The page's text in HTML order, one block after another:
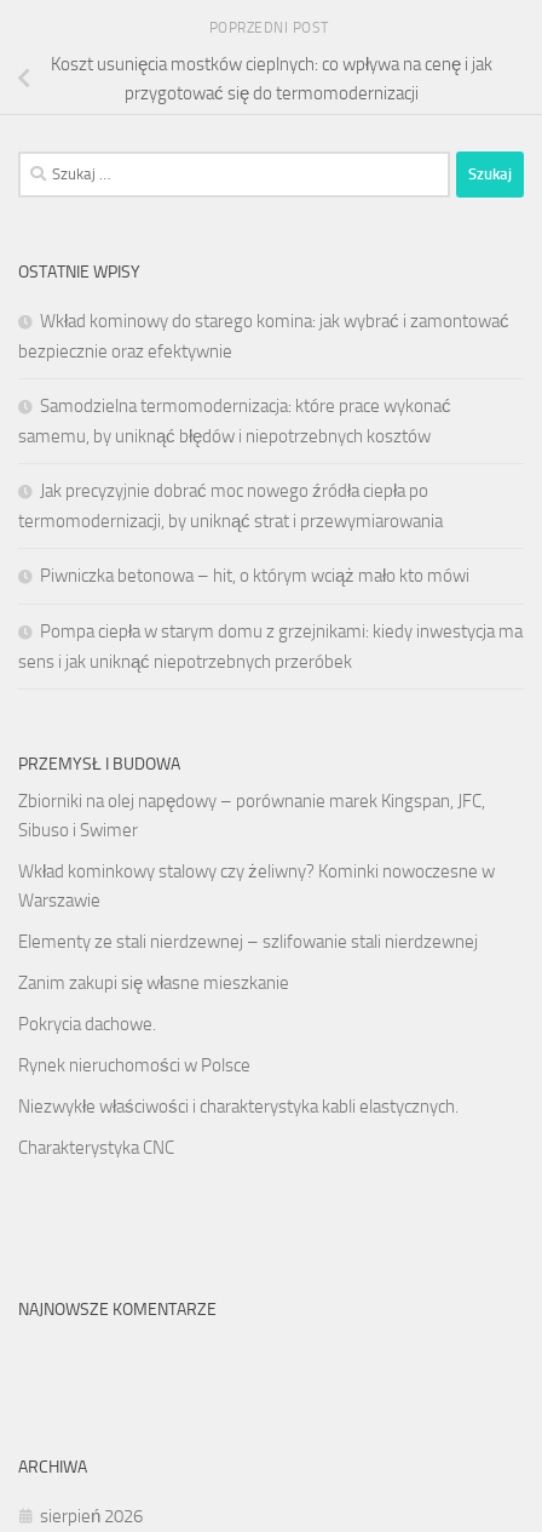
POPRZEDNI POST
Koszt usunięcia mostków cieplnych: co wpływa na cenę i jak
przygotować się do termomodernizacji
Szukaj:
OSTATNIE WPISY
Wkład kominowy do starego komina: jak wybrać i zamontować
bezpiecznie oraz efektywnie
Samodzielna termomodernizacja: które prace wykonać
samemu, by uniknąć błędów i niepotrzebnych kosztów
Jak precyzyjnie dobrać moc nowego źródła ciepła po
termomodernizacji, by uniknąć strat i przewymiarowania
Piwniczka betonowa – hit, o którym wciąż mało kto mówi
Pompa ciepła w starym domu z grzejnikami: kiedy inwestycja ma
sens i jak uniknąć niepotrzebnych przeróbek
PRZEMYSŁ I BUDOWA
Zbiorniki na olej napędowy – porównanie marek Kingspan, JFC,
Sibuso i Swimer
Wkład kominkowy stalowy czy żeliwny? Kominki nowoczesne w
Warszawie
Elementy ze stali nierdzewnej – szlifowanie stali nierdzewnej
Zanim zakupi się własne mieszkanie
Pokrycia dachowe.
Rynek nieruchomości w Polsce
Niezwykłe właściwości i charakterystyka kabli elastycznych.
Charakterystyka CNC
NAJNOWSZE KOMENTARZE
ARCHIWA
sierpień 2026